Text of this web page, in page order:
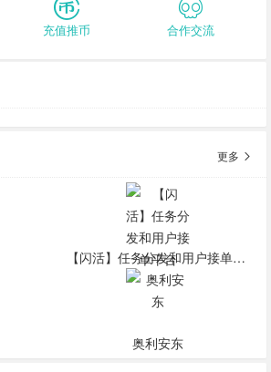
充值推币 合作交流
更多
【闪活】任务分发和用户接单平台
奥利安东